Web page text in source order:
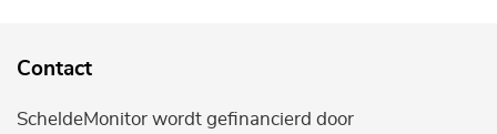
Contact
ScheldeMonitor wordt gefinancierd door